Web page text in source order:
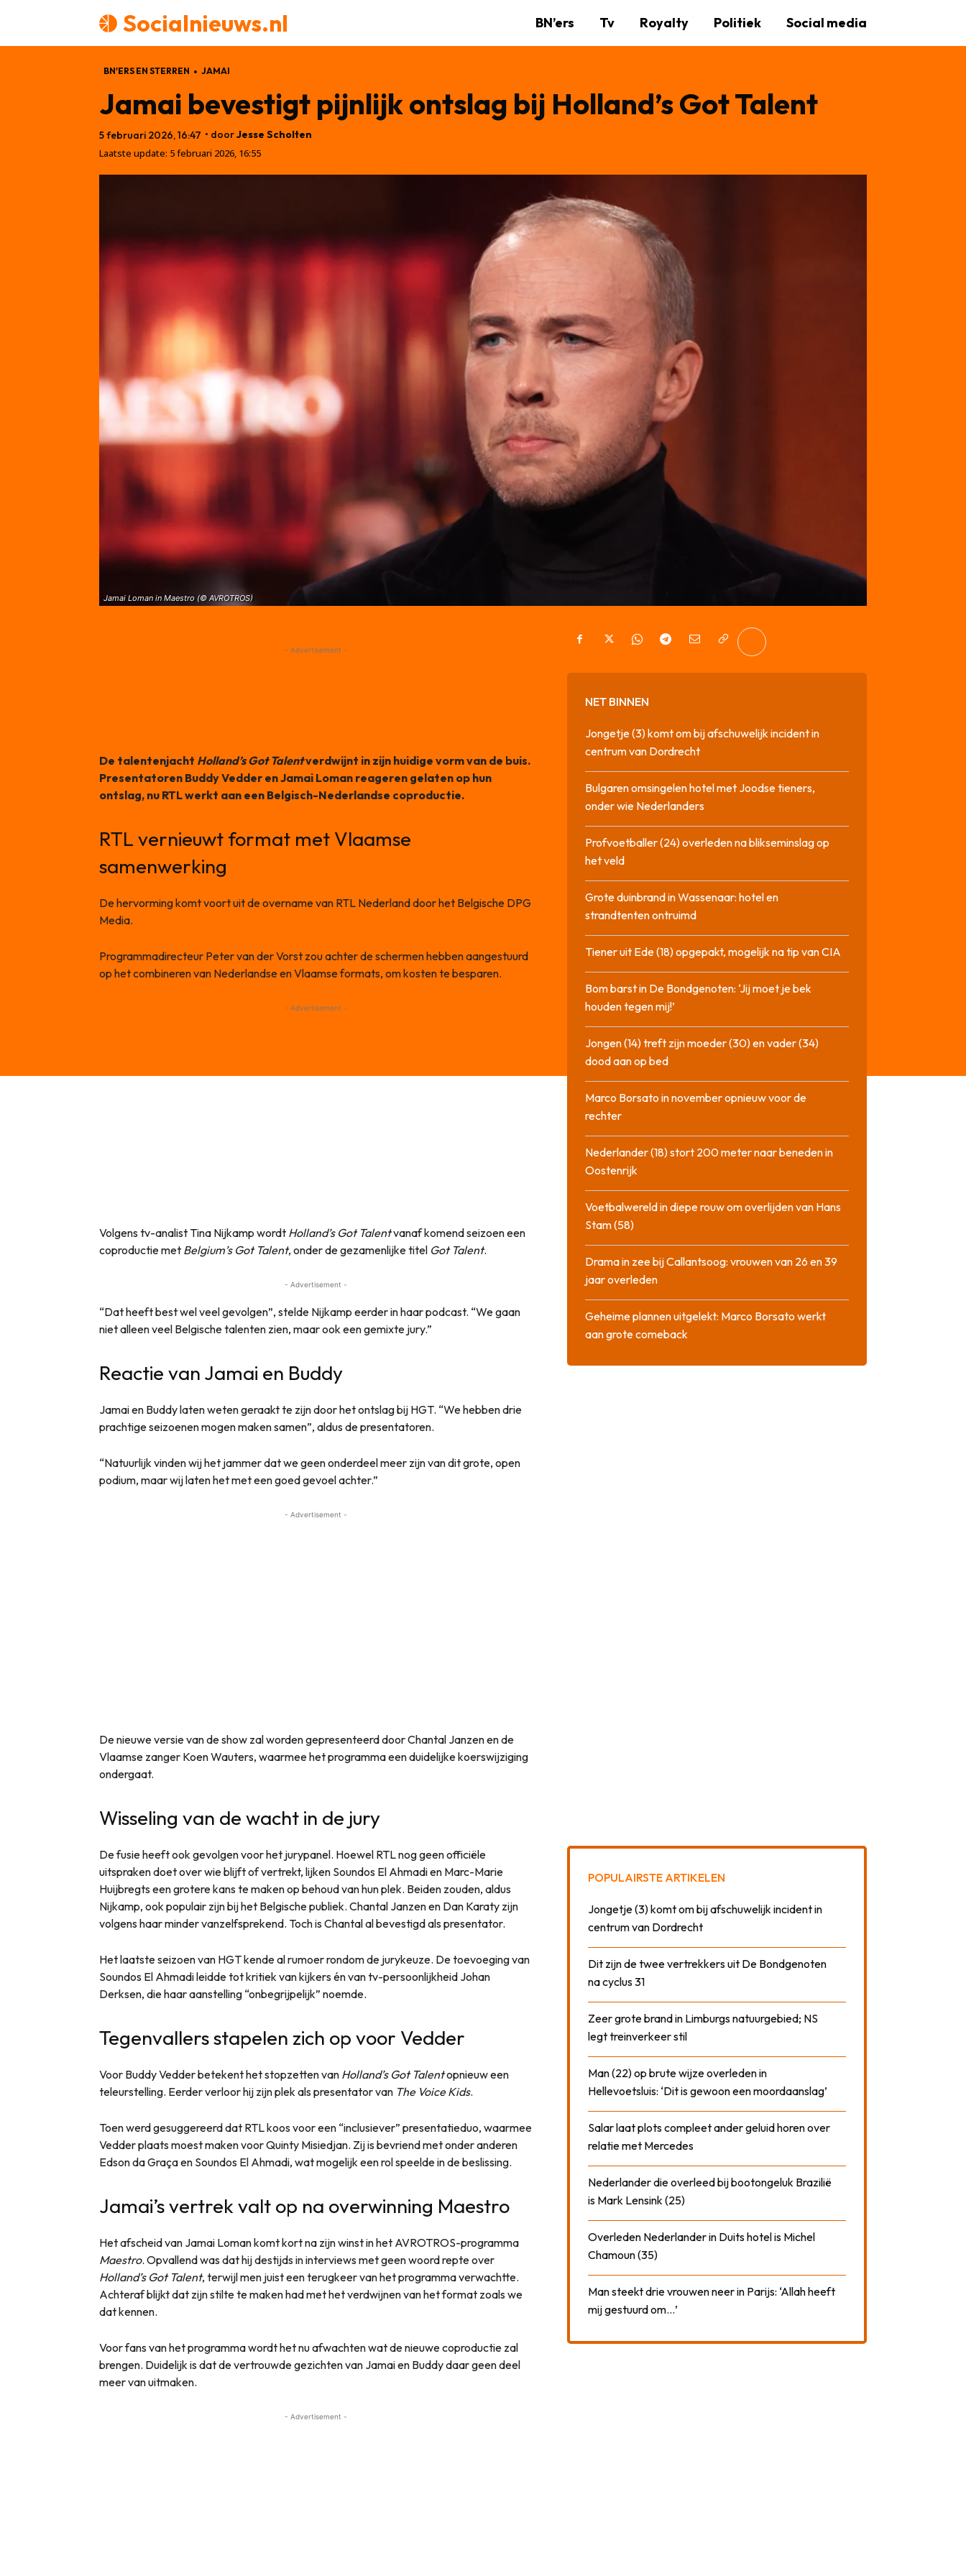
Socialnieuws.nl BN’ers Tv Royalty Politiek Social media
BN'ERS EN STERREN JAMAI
Jamai bevestigt pijnlijk ontslag bij Holland’s Got Talent
5 februari 2026, 16:47 • doorJesse Scholten
Laatste update: 5 februari 2026, 16:55
Jamai Loman in Maestro (© AVROTROS)
- Advertisement -
De talentenjacht Holland’s Got Talentverdwijnt in zijn huidige vorm van de buis.
Presentatoren Buddy Vedder en Jamai Loman reageren gelaten op hun
ontslag, nu RTL werkt aan een Belgisch-Nederlandse coproductie.
RTL vernieuwt format met Vlaamse
samenwerking
De hervorming komt voort uit de overname van RTL Nederland door het Belgische DPG
Media.
Programmadirecteur Peter van der Vorst zou achter de schermen hebben aangestuurd
op het combineren van Nederlandse en Vlaamse formats, om kosten te besparen.
- Advertisement -
Volgens tv-analist Tina Nijkamp wordt Holland’s Got Talentvanaf komend seizoen een
coproductie met Belgium’s Got Talent, onder de gezamenlijke titel Got Talent.
- Advertisement -
“Dat heeft best wel veel gevolgen”, stelde Nijkamp eerder in haar podcast. “We gaan
niet alleen veel Belgische talenten zien, maar ook een gemixte jury.”
Reactie van Jamai en Buddy
Jamai en Buddy laten weten geraakt te zijn door het ontslag bij HGT. “We hebben drie
prachtige seizoenen mogen maken samen”, aldus de presentatoren.
“Natuurlijk vinden wij het jammer dat we geen onderdeel meer zijn van dit grote, open
podium, maar wij laten het met een goed gevoel achter.”
- Advertisement -
De nieuwe versie van de show zal worden gepresenteerd door Chantal Janzen en de
Vlaamse zanger Koen Wauters, waarmee het programma een duidelijke koerswijziging
ondergaat.
Wisseling van de wacht in de jury
De fusie heeft ook gevolgen voor het jurypanel. Hoewel RTL nog geen officiële
uitspraken doet over wie blijft of vertrekt, lijken Soundos El Ahmadi en Marc-Marie
Huijbregts een grotere kans te maken op behoud van hun plek. Beiden zouden, aldus
Nijkamp, ook populair zijn bij het Belgische publiek. Chantal Janzen en Dan Karaty zijn
volgens haar minder vanzelfsprekend. Toch is Chantal al bevestigd als presentator.
Het laatste seizoen van HGT kende al rumoer rondom de jurykeuze. De toevoeging van
Soundos El Ahmadi leidde tot kritiek van kijkers én van tv-persoonlijkheid Johan
Derksen, die haar aanstelling “onbegrijpelijk” noemde.
Tegenvallers stapelen zich op voor Vedder
Voor Buddy Vedder betekent het stopzetten van Holland’s Got Talentopnieuw een
teleurstelling. Eerder verloor hij zijn plek als presentator van The Voice Kids.
Toen werd gesuggereerd dat RTL koos voor een “inclusiever” presentatieduo, waarmee
Vedder plaats moest maken voor Quinty Misiedjan. Zij is bevriend met onder anderen
Edson da Graça en Soundos El Ahmadi, wat mogelijk een rol speelde in de beslissing.
Jamai’s vertrek valt op na overwinning Maestro
Het afscheid van Jamai Loman komt kort na zijn winst in het AVROTROS-programma
Maestro. Opvallend was dat hij destijds in interviews met geen woord repte over
Holland’s Got Talent, terwijl men juist een terugkeer van het programma verwachtte.
Achteraf blijkt dat zijn stilte te maken had met het verdwijnen van het format zoals we
dat kennen.
Voor fans van het programma wordt het nu afwachten wat de nieuwe coproductie zal
brengen. Duidelijk is dat de vertrouwde gezichten van Jamai en Buddy daar geen deel
meer van uitmaken.
- Advertisement -
NET BINNEN
Jongetje (3) komt om bij afschuwelijk incident in
centrum van Dordrecht
Bulgaren omsingelen hotel met Joodse tieners,
onder wie Nederlanders
Profvoetballer (24) overleden na blikseminslag op
het veld
Grote duinbrand in Wassenaar: hotel en
strandtenten ontruimd
Tiener uit Ede (18) opgepakt, mogelijk na tip van CIA
Bom barst in De Bondgenoten: ‘Jij moet je bek
houden tegen mij!’
Jongen (14) treft zijn moeder (30) en vader (34)
dood aan op bed
Marco Borsato in november opnieuw voor de
rechter
Nederlander (18) stort 200 meter naar beneden in
Oostenrijk
Voetbalwereld in diepe rouw om overlijden van Hans
Stam (58)
Drama in zee bij Callantsoog: vrouwen van 26 en 39
jaar overleden
Geheime plannen uitgelekt: Marco Borsato werkt
aan grote comeback
POPULAIRSTE ARTIKELEN
Jongetje (3) komt om bij afschuwelijk incident in
centrum van Dordrecht
Dit zijn de twee vertrekkers uit De Bondgenoten
na cyclus 31
Zeer grote brand in Limburgs natuurgebied; NS
legt treinverkeer stil
Man (22) op brute wijze overleden in
Hellevoetsluis: ‘Dit is gewoon een moordaanslag’
Salar laat plots compleet ander geluid horen over
relatie met Mercedes
Nederlander die overleed bij bootongeluk Brazilië
is Mark Lensink (25)
Overleden Nederlander in Duits hotel is Michel
Chamoun (35)
Man steekt drie vrouwen neer in Parijs: ‘Allah heeft
mij gestuurd om…’